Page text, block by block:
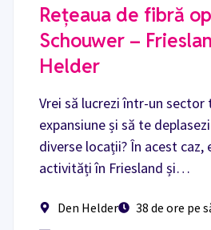
Rețeaua de fibră
Schouwer –
Helder
Vrei să lucrezi într-un sector
expansiune și să te
diverse locații? În acest caz,
activități în Friesland și…
Den Helder
38 de ore pe